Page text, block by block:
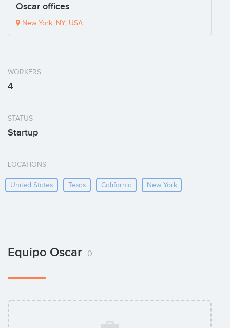
Oscar offices
New York, NY, USA
WORKERS
4
STATUS
Startup
LOCATIONS
United States Texas California New York
Equipo Oscar 0